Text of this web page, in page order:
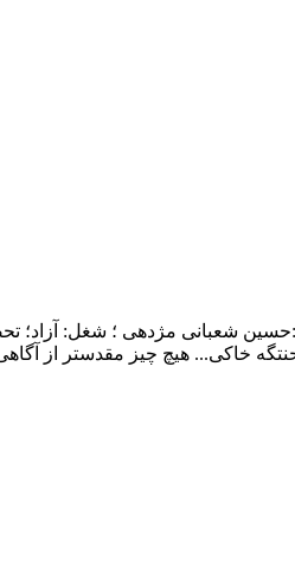
شعبانی مژدهی ؛ شغل: آزاد؛
خاکی... هیچ چیز مقدستر از